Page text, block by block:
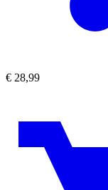
€ 28,99